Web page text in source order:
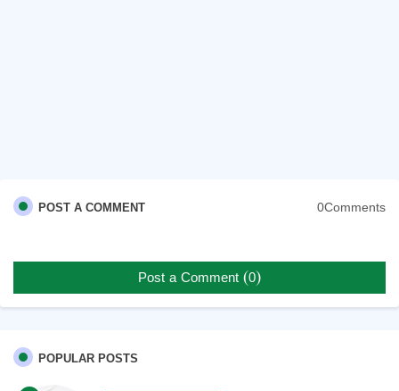
POST A COMMENT 0Comments
Post a Comment (0)
POPULAR POSTS